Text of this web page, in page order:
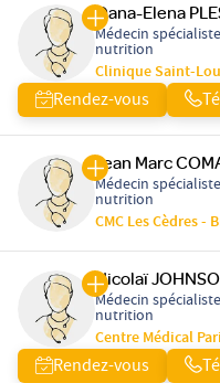
Oana-Elena
Médecin
nutrition
Clinique Saint-
Rendez-vous
Jean Marc
Médecin
nutrition
CMC Les Cèdres -
Nicolaï
Médecin
nutrition
Centre Médical
Rendez-vous